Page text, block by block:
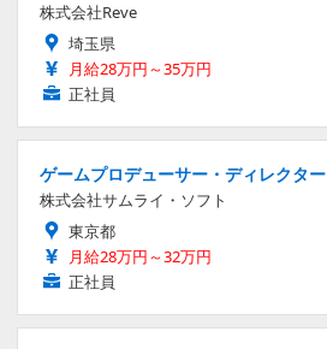
株式会社Reve
埼玉県
月給28万円～35万円
正社員
ゲームプロデューサー・ディレクタ
株式会社サムライ・ソフト
東京都
月給28万円～32万円
正社員